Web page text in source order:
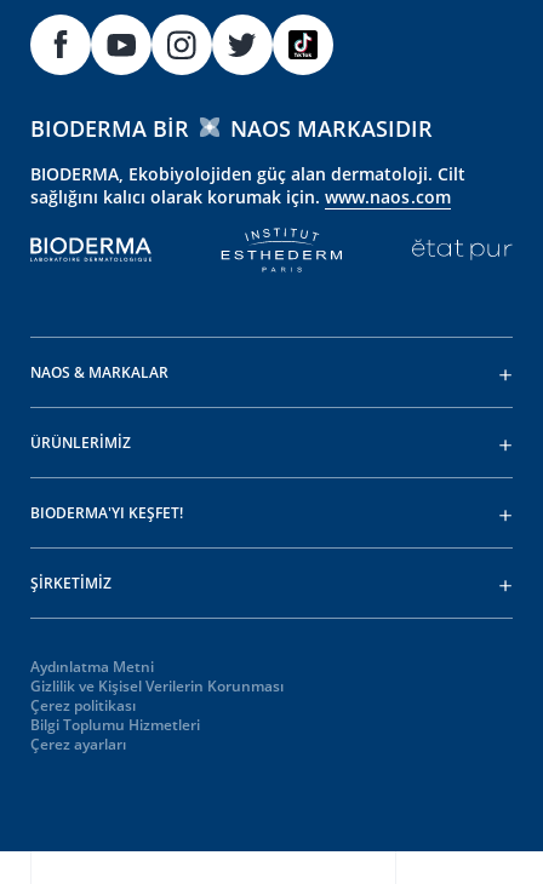
BIODERMA BIR NAOS MARKASIDIR
BIODERMA, Ekobiyolojiden güç alan dermatoloji. Cilt
sağlığını kalıcı olarak korumak için. www.naos.com
NAOS & MARKALAR
ÜRÜNLERİMİZ
BIODERMA'YI KEŞFET!
ŞİRKETİMİZ
Aydınlatma Metni
Gizlilik ve Kişisel Verilerin Korunması
Çerez politikası
Bilgi Toplumu Hizmetleri
Çerez ayarları